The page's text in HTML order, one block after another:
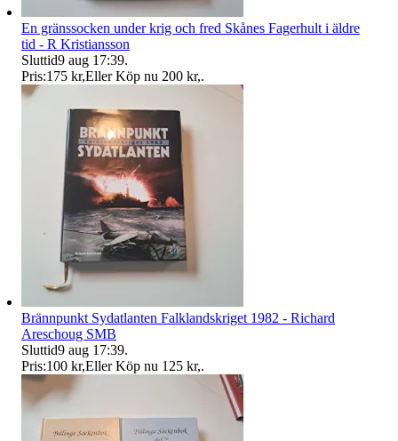
En gränssocken under krig och fred Skånes Fagerhult i äldre
tid - R Kristiansson
Sluttid9 aug 17:39.
Pris:175 kr,Eller Köp nu 200 kr,.
Brännpunkt Sydatlanten Falklandskriget 1982 - Richard
Areschoug SMB
Sluttid9 aug 17:39.
Pris:100 kr,Eller Köp nu 125 kr,.